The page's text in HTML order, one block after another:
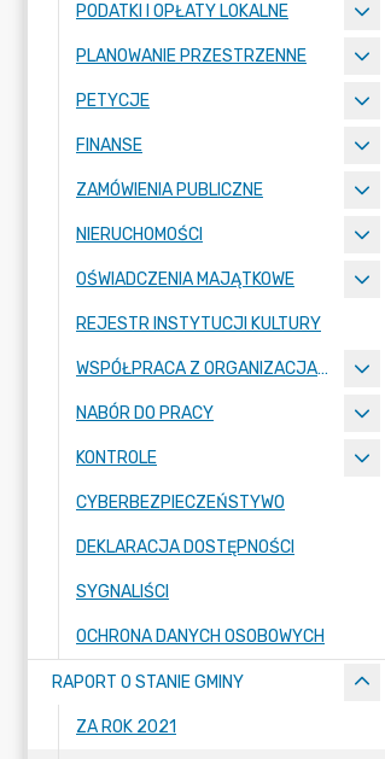
PODATKI I OPŁATY LOKALNE
PLANOWANIE PRZESTRZENNE
PETYCJE
FINANSE
ZAMÓWIENIA PUBLICZNE
NIERUCHOMOŚCI
OŚWIADCZENIA MAJĄTKOWE
REJESTR INSTYTUCJI KULTURY
WSPÓŁPRACA Z ORGANIZACJAMI POZARZĄDOWYMI
NABÓR DO PRACY
KONTROLE
CYBERBEZPIECZEŃSTYWO
DEKLARACJA DOSTĘPNOŚCI
SYGNALIŚCI
OCHRONA DANYCH OSOBOWYCH
RAPORT O STANIE GMINY
ZA ROK 2021